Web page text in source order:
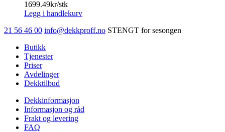
1699.49kr/stk
Legg i handlekurv
21 56 46 00 info@dekkproff.no STENGT for sesongen
Butikk
Tjenester
Priser
Avdelinger
Dekktilbud
Dekkinformasjon
Informasjon og råd
Frakt og levering
FAQ